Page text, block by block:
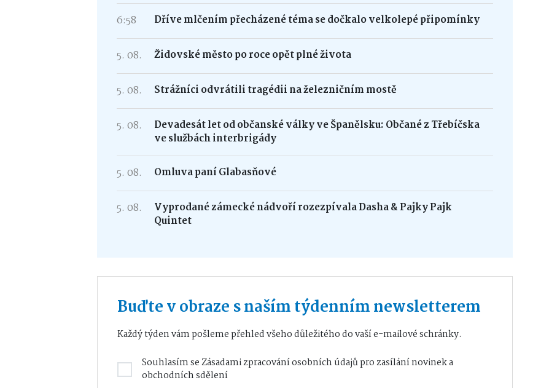
6:58 Dříve mlčením přecházené téma se dočkalo velkolepé připomínky
5. 08. Židovské město po roce opět plné života
5. 08. Strážníci odvrátili tragédii na železničním mostě
5. 08.
Devadesát let od občanské války ve Španělsku: Občané z Třebíčska
ve službách interbrigády
5. 08. Omluva paní Glabasňové
5. 08.
Vyprodané zámecké nádvoří rozezpívala Dasha & Pajky Pajk
Quintet
Buďte v obraze s naším týdenním newsletterem
Každý týden vám pošleme přehled všeho důležitého do vaší e-mailové schránky.
Souhlasím seZásadami zpracování osobních údajůpro zasílání novinek a
obchodních sdělení